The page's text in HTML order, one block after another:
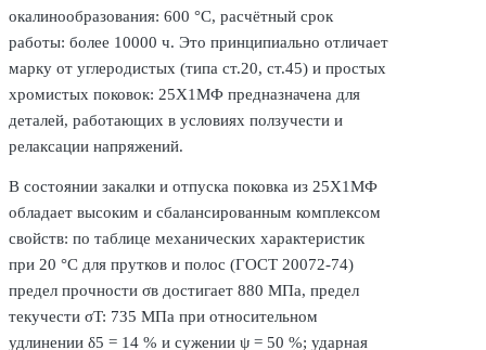
окалинообразования: 600 °C, расчётный срок
работы: более 10000 ч. Это принципиально отличает
марку от углеродистых (типа ст.20, ст.45) и простых
хромистых поковок: 25Х1МФ предназначена для
деталей, работающих в условиях ползучести и
релаксации напряжений.
В состоянии закалки и отпуска поковка из 25Х1МФ
обладает высоким и сбалансированным комплексом
свойств: по таблице механических характеристик
при 20 °C для прутков и полос (ГОСТ 20072-74)
предел прочности σв достигает 880 МПа, предел
текучести σT: 735 МПа при относительном
удлинении δ5 = 14 % и сужении ψ = 50 %; ударная